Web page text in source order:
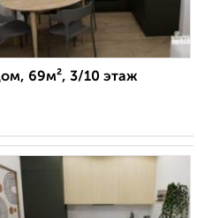
69м², 3/10 этаж